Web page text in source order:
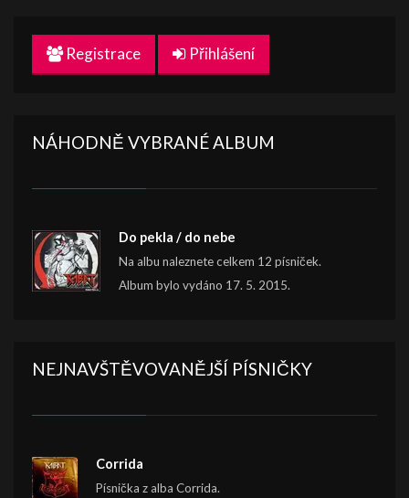
Registrace Přihlášení
NÁHODNĚ VYBRANÉ ALBUM
Do pekla / do nebe
Na albu naleznete celkem 12 písniček.
Album bylo vydáno 17. 5. 2015.
NEJNAVŠTĚVOVANĚJŠÍ PÍSNIČKY
Corrida
Písnička z alba Corrida.